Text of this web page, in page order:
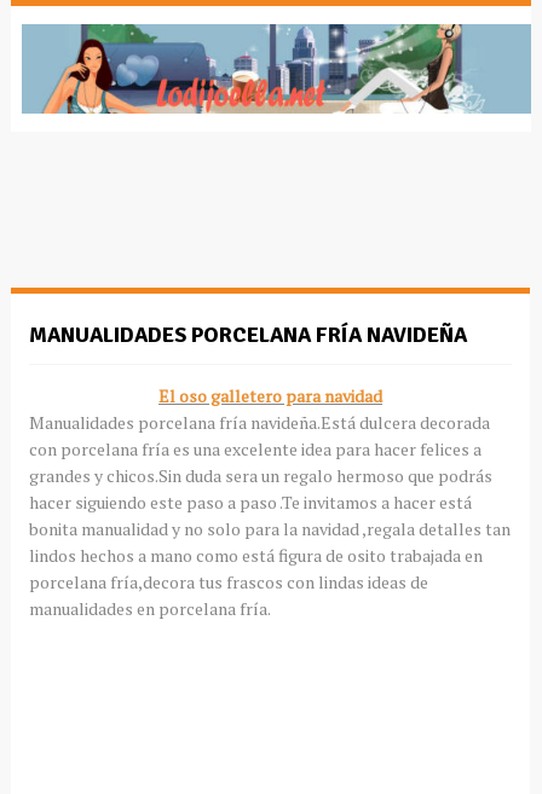
MANUALIDADES PORCELANA FRÍA NAVIDEÑA
El oso galletero para navidad
Manualidades porcelana fría navideña.Está dulcera decorada
con porcelana fría es una excelente idea para hacer felices a
grandes y chicos.Sin duda sera un regalo hermoso que podrás
hacer siguiendo este paso a paso .Te invitamos a hacer está
bonita manualidad y no solo para la navidad ,regala detalles tan
lindos hechos a mano como está figura de osito trabajada en
porcelana fría,decora tus frascos con lindas ideas de
manualidades en porcelana fría.